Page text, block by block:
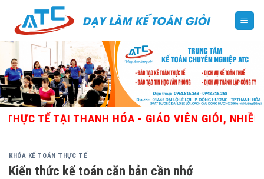
content
TẠI THANH HÓA - GIÁO VIÊN GIỎI, NHIỀU KINH
KHÓA KẾ TOÁN THỰC TẾ
Kiến thức kế toán căn bản cần nhớ